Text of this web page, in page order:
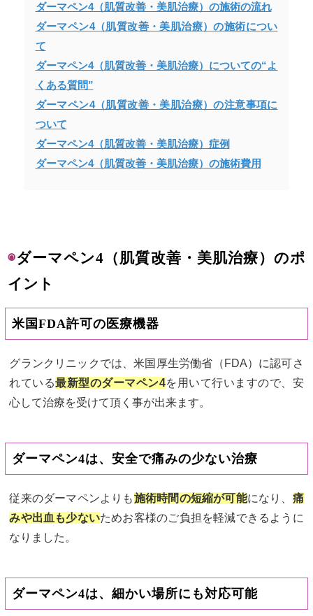
ダーマペン4（肌質改善・美肌治療）の施術の流れ
ダーマペン4（肌質改善・美肌治療）の施術につい
て
ダーマペン4（肌質改善・美肌治療）についての“よ
くある質問”
ダーマペン4（肌質改善・美肌治療）の注意事項に
ついて
ダーマペン4（肌質改善・美肌治療）症例
ダーマペン4（肌質改善・美肌治療）の施術費用
◉ダーマペン4（肌質改善・美肌治療）のポ
イント
米国FDA許可の医療機器
グランクリニックでは、米国厚生労働省（FDA）に認可さ
れている最新型のダーマペン4を用いて行いますので、安
心して治療を受けて頂く事が出来ます。
ダーマペン4は、安全で痛みの少ない治療
従来のダーマペンよりも施術時間の短縮が可能になり、 痛
みや出血も少ないためお客様のご負担を軽減できるように
なりました。
ダーマペン4は、細かい場所にも対応可能